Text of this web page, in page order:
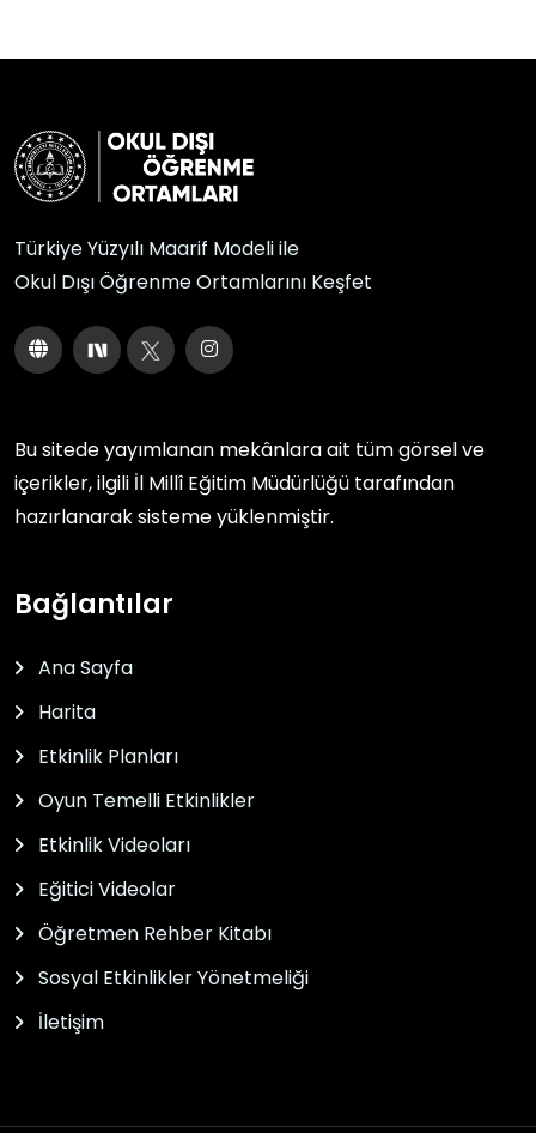
Türkiye Yüzyılı Maarif Modeli ile
Okul Dışı Öğrenme Ortamlarını Keşfet
Bu sitede yayımlanan mekânlara ait tüm görsel ve
içerikler, ilgili İl Millî Eğitim Müdürlüğü tarafından
hazırlanarak sisteme yüklenmiştir.
Bağlantılar
Ana Sayfa
Harita
Etkinlik Planları
Oyun Temelli Etkinlikler
Etkinlik Videoları
Eğitici Videolar
Öğretmen Rehber Kitabı
Sosyal Etkinlikler Yönetmeliği
İletişim